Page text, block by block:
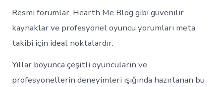
Resmi forumlar, Hearth Me Blog gibi güvenilir
kaynaklar ve profesyonel oyuncu yorumları meta
takibi için ideal noktalardır.
Yıllar boyunca çeşitli oyuncuların ve
profesyonellerin deneyimleri ışığında hazırlanan bu